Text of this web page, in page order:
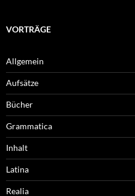
VORTRÄGE
Allgemein
Aufsätze
Bücher
Grammatica
Inhalt
Latina
Realia